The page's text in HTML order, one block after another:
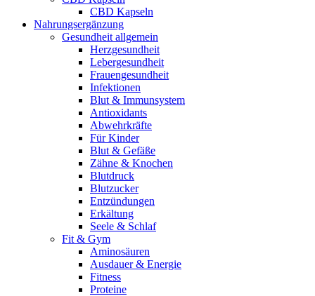
CBD Kapseln
Nahrungsergänzung
Gesundheit allgemein
Herzgesundheit
Lebergesundheit
Frauengesundheit
Infektionen
Blut & Immunsystem
Antioxidants
Abwehrkräfte
Für Kinder
Blut & Gefäße
Zähne & Knochen
Blutdruck
Blutzucker
Entzündungen
Erkältung
Seele & Schlaf
Fit & Gym
Aminosäuren
Ausdauer & Energie
Fitness
Proteine